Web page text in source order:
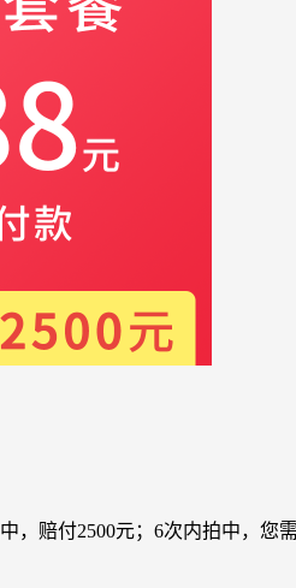
，赔付2500元；6次内拍中，您